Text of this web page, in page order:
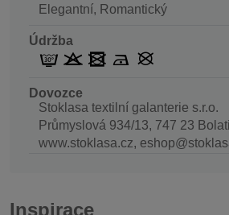
Elegantní, Romantický
Údržba
Dovozce
Stoklasa textilní galanterie s.r.o.
Průmyslová 934/13, 747 23
www.stoklasa.cz,
Inspirace